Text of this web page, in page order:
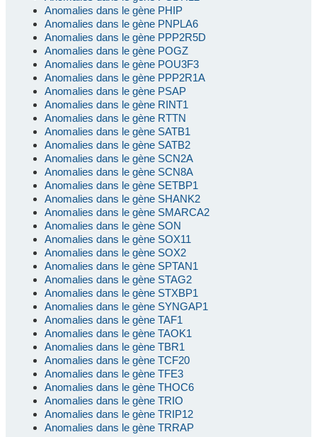
Anomalies dans le gène PHIP
Anomalies dans le gène PNPLA6
Anomalies dans le gène PPP2R5D
Anomalies dans le gène POGZ
Anomalies dans le gène POU3F3
Anomalies dans le gène PPP2R1A
Anomalies dans le gène PSAP
Anomalies dans le gène RINT1
Anomalies dans le gène RTTN
Anomalies dans le gène SATB1
Anomalies dans le gène SATB2
Anomalies dans le gène SCN2A
Anomalies dans le gène SCN8A
Anomalies dans le gène SETBP1
Anomalies dans le gène SHANK2
Anomalies dans le gène SMARCA2
Anomalies dans le gène SON
Anomalies dans le gène SOX11
Anomalies dans le gène SOX2
Anomalies dans le gène SPTAN1
Anomalies dans le gène STAG2
Anomalies dans le gène STXBP1
Anomalies dans le gène SYNGAP1
Anomalies dans le gène TAF1
Anomalies dans le gène TAOK1
Anomalies dans le gène TBR1
Anomalies dans le gène TCF20
Anomalies dans le gène TFE3
Anomalies dans le gène THOC6
Anomalies dans le gène TRIO
Anomalies dans le gène TRIP12
Anomalies dans le gène TRRAP